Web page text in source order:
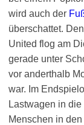
wird auch der
überschattet.
United flog am
gerade unter
vor anderthalb
war. Im
Lastwagen in
Menschen in den